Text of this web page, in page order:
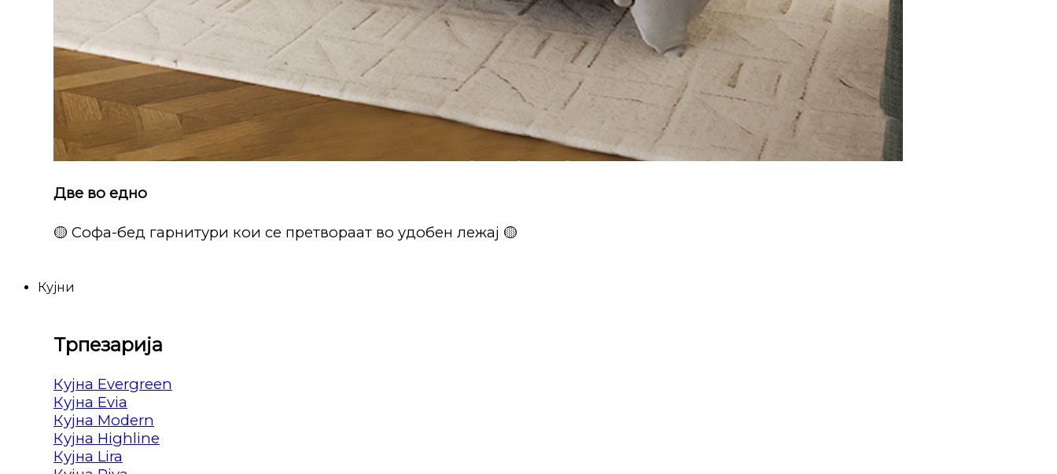
Две во едно
🟡 Софа-бед гарнитури кои се претвораат во удобен лежај 🟡
Кујни
Трпезарија
Кујна Evergreen
Кујна Evia
Кујна Modern
Кујна Highline
Кујна Lira